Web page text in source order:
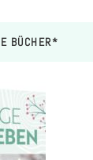
BÜCHER*